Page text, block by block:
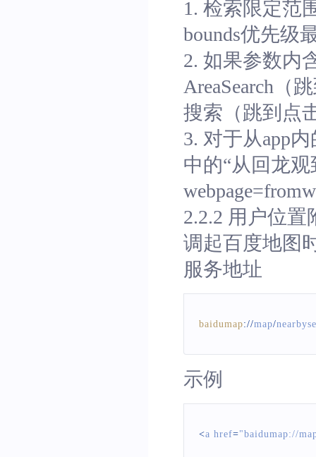
1. 检索限定范
bounds优先级
2. 如果参数内
AreaSearch（
搜索（跳到点
3. 对于从app
中的“从回龙
2.2.2 用户位置
调起百度地图
服务地址
baidumap://map/
示例
<a href="baidumap://